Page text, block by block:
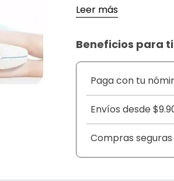
postura y reducir la
rodillas. Su
alineaci&oacute;n
de dolor lumbar,
musculares.
&nbsp;
Fabricada con
almohada nunca
cuerpo. Su funda
f&aacute;cil limpieza.
Leer más
Beneficios para ti
Paga con tu
Envíos desde
Compras seguras